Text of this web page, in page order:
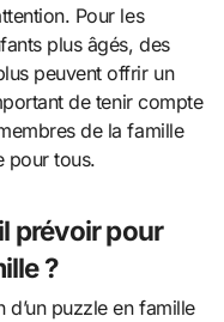
Pour les
plus âgés, des
peuvent offrir un
de tenir compte
de la famille
pour tous.
prévoir pour
?
d’un puzzle en famille